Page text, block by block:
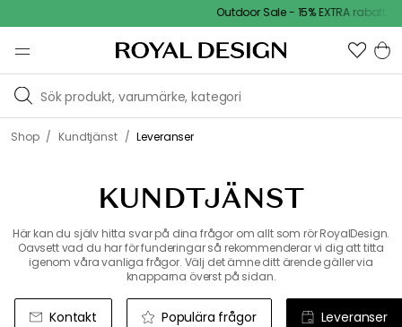
Outdoor Sale - 15% EXTRA rabatt
Shop / Kundtjänst / Leveranser
KUNDTJÄNST
Här kan du själv hitta svar på dina frågor om allt som rör RoyalDesign.
Oavsett vad du har för funderingar så rekommenderar vi dig att titta
igenom våra vanliga frågor. Välj det ämne ditt ärende gäller via
knapparna överst på sidan.
Kontakt Populära frågor Leveranser